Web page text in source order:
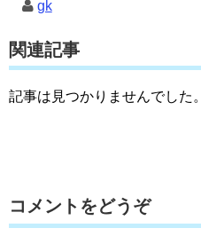
gk
関連記事
記事は見つかりませんでした。
コメントをどうぞ